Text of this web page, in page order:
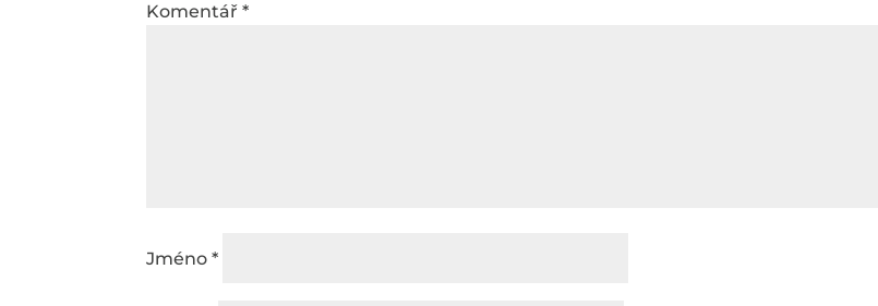
Komentář*
Jméno*